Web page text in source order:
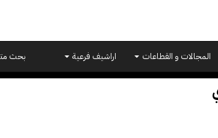
بحث
المجالات و القطاعات اراشيف فرعية